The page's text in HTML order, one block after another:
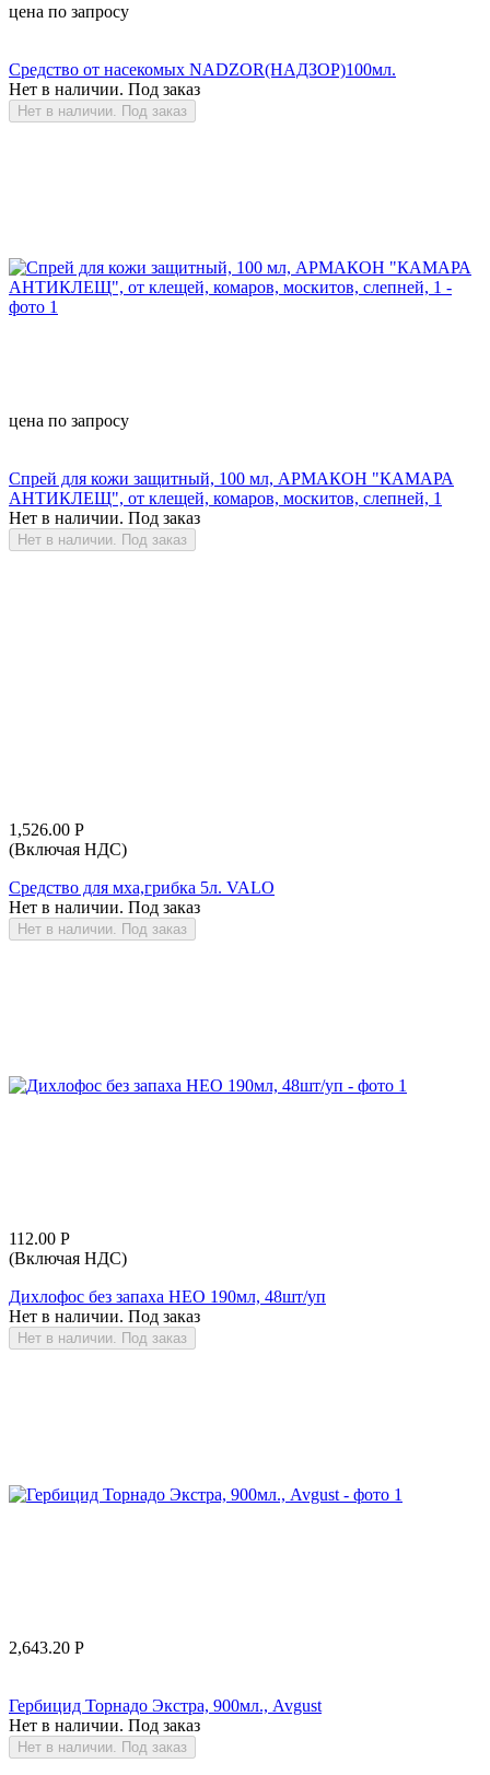
цена по запросу
Средство от насекомых NADZOR(НАДЗОР)100мл.
Нет в наличии. Под заказ
Нет в наличии. Под заказ
цена по запросу
Спрей для кожи защитный, 100 мл, АРМАКОН "КАМАРА
АНТИКЛЕЩ", от клещей, комаров, москитов, слепней, 1
Нет в наличии. Под заказ
Нет в наличии. Под заказ
1,526.00 Р
(Включая НДС)
Средство для мха,грибка 5л. VALO
Нет в наличии. Под заказ
Нет в наличии. Под заказ
112.00 Р
(Включая НДС)
Дихлофос без запаха НЕО 190мл, 48шт/уп
Нет в наличии. Под заказ
Нет в наличии. Под заказ
2,643.20 Р
Гербицид Торнадо Экстра, 900мл., Avgust
Нет в наличии. Под заказ
Нет в наличии. Под заказ